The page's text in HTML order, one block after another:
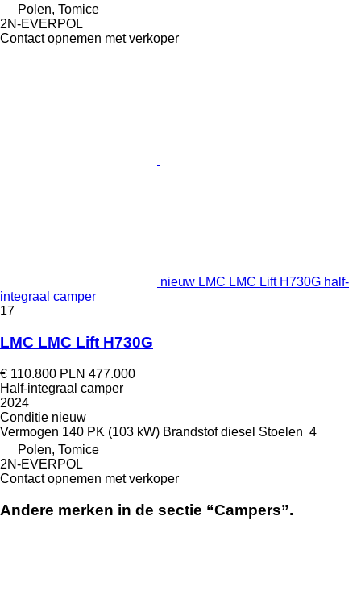
Polen, Tomice
2N-EVERPOL
Contact opnemen met verkoper
nieuw LMC LMC Lift H730G half-
integraal camper
17
LMC LMC Lift H730G
€ 110.800 PLN 477.000
Half-integraal camper
2024
Conditie nieuw
Vermogen 140 PK (103 kW) Brandstof diesel Stoelen 4
Polen, Tomice
2N-EVERPOL
Contact opnemen met verkoper
Andere merken in de sectie “Campers”.